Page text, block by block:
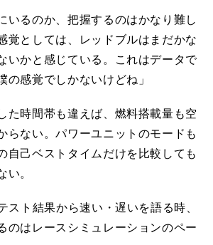
いるのか、把握するのはかなり難し
覚としては、レッドブルはまだかな
いかと感じている。これはデータで
の感覚でしかないけどね」
た時間帯も違えば、燃料搭載量も空
らない。パワーユニットのモードも
自己ベストタイムだけを比較しても
。
ト結果から速い・遅いを語る時、
のはレースシミュレーションのペー